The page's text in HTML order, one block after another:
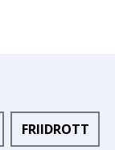
FRIIDROTT